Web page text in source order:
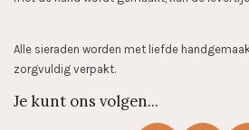
Alle sieraden worden met liefde
zorgvuldig verpakt.
Je kunt ons volgen...